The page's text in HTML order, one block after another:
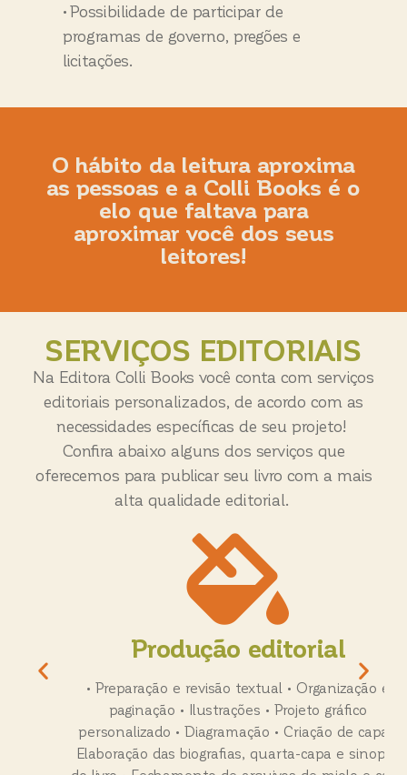
• Possibilidade de participar de
programas de governo, pregões e
licitações.
O hábito da leitura aproxima
as pessoas e a Colli Books é o
elo que faltava para
aproximar você dos seus
leitores!
SERVIÇOS EDITORIAIS
Na Editora Colli Books você conta com serviços
editoriais personalizados, de acordo com as
necessidades específicas de seu projeto!
Confira abaixo alguns dos serviços que
oferecemos para publicar seu livro com a mais
alta qualidade editorial.
Produção editorial​​
• Preparação e revisão textual • Organização e
paginação • Ilustrações • Projeto gráfico
personalizado • Diagramação • Criação de capa •
Elaboração das biografias, quarta-capa e sinopse